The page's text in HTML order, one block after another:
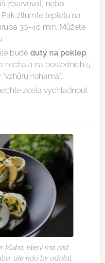
zbarvovat, nebo
ztlumte teplotu na
30-40 min. Můžete
bude dutý na poklep
nechala na posledních 5
nohama".
zcela vychladnout
kluka, který má rád
ale kdo by odolal.